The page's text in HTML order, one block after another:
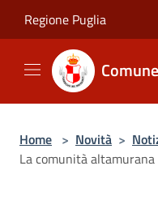
Regione Puglia
Home > Novità >
La comunità